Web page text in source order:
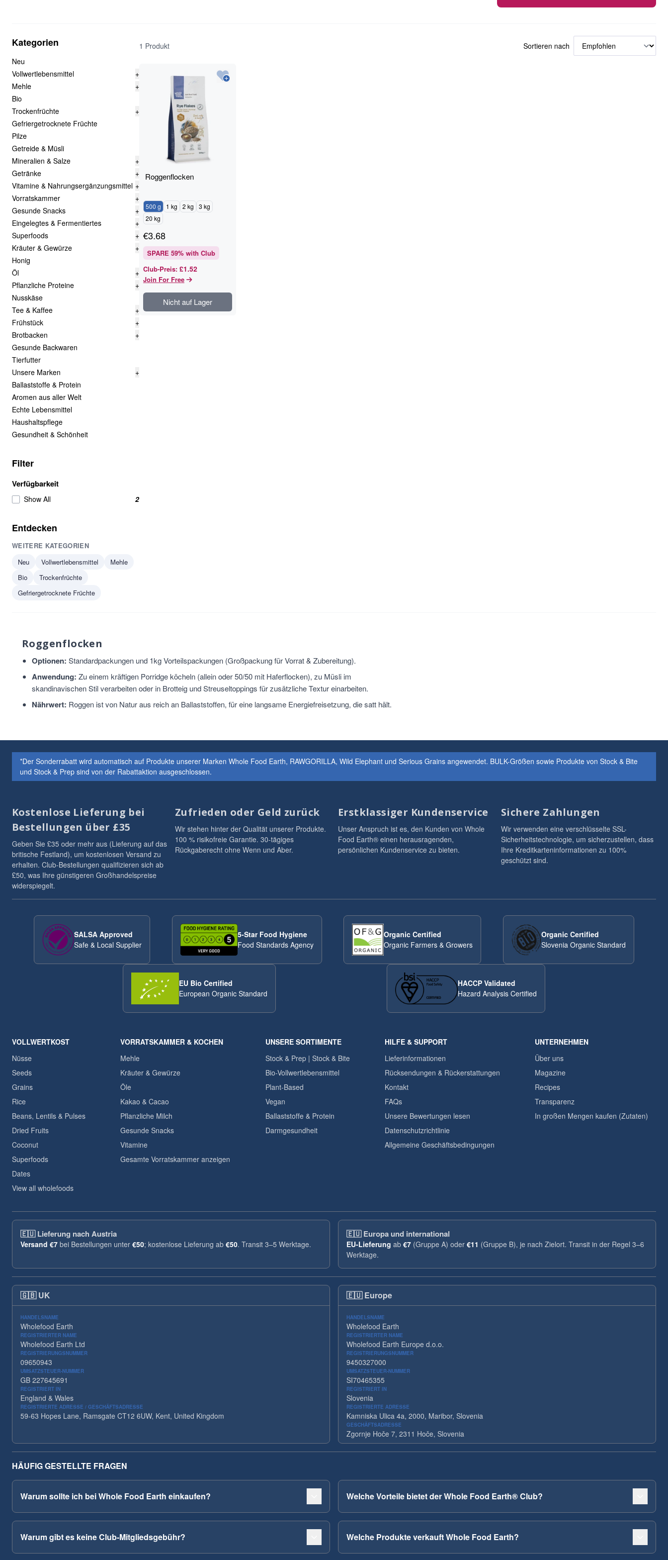
Kategorien
Neu
Vollwertlebensmittel
+
Mehle
+
Bio
Trockenfrüchte
+
Gefriergetrocknete Früchte
Pilze
Getreide & Müsli
Mineralien & Salze
+
Getränke
+
Vitamine & Nahrungsergänzungsmittel +
Vorratskammer
+
Gesunde Snacks
+
Eingelegtes & Fermentiertes
+
Superfoods
+
Kräuter & Gewürze
+
Honig
Öl
+
Pflanzliche Proteine
+
Nusskäse
Tee & Kaffee
+
Frühstück
+
Brotbacken
+
Gesunde Backwaren
Tierfutter
Unsere Marken
+
Ballaststoffe & Protein
Aromen aus aller Welt
Echte Lebensmittel
Haushaltspflege
Gesundheit & Schönheit
Filter
Verfügbarkeit
Show All 2
Entdecken
WEITERE KATEGORIEN
Neu
Vollwertlebensmittel
Mehle
Bio
Trockenfrüchte
Gefriergetrocknete Früchte
1 Produkt Sortieren nach
Roggenflocken
500 g 1 kg 2 kg
3 kg
20 kg
€3.68
SPARE 59% with Club
Club-Preis: £1.52
Join For Free
Nicht auf Lager
Roggenflocken
Optionen: Standardpackungen und 1kg Vorteilspackungen (Großpackung für Vorrat & Zubereitung).
Anwendung: Zu einem kräftigen Porridge köcheln (allein oder 50/50 mit Haferflocken), zu Müsli im
skandinavischen Stil verarbeiten oder in Brotteig und Streuseltoppings für zusätzliche Textur einarbeiten.
Nährwert: Roggen ist von Natur aus reich an Ballaststoffen, für eine langsame Energiefreisetzung, die satt hält.
*Der Sonderrabatt wird automatisch auf Produkte unserer Marken Whole Food Earth, RAWGORILLA, Wild Elephant und Serious Grains angewendet. BULK-Größen sowie Produkte von Stock & Bite
und Stock & Prep sind von der Rabattaktion ausgeschlossen.
Kostenlose Lieferung bei
Bestellungen über £35
Geben Sie £35 oder mehr aus (Lieferung auf das
britische Festland), um kostenlosen Versand zu
erhalten. Club-Bestellungen qualifizieren sich ab
£50, was Ihre günstigeren Großhandelspreise
widerspiegelt.
Zufrieden oder Geld zurück
Wir stehen hinter der Qualität unserer Produkte.
100 % risikofreie Garantie. 30-tägiges
Rückgaberecht ohne Wenn und Aber.
Erstklassiger Kundenservice
Unser Anspruch ist es, den Kunden von Whole
Food Earth® einen herausragenden,
persönlichen Kundenservice zu bieten.
Sichere Zahlungen
Wir verwenden eine verschlüsselte SSL-
Sicherheitstechnologie, um sicherzustellen, dass
Ihre Kreditkarteninformationen zu 100%
geschützt sind.
SALSA Approved
Safe & Local Supplier
5-Star Food Hygiene
Food Standards Agency
Organic Certified
Organic Farmers & Growers
Organic Certified
Slovenia Organic Standard
EU Bio Certified
European Organic Standard
HACCP Validated
Hazard Analysis Certified
VOLLWERTKOST
Nüsse
Seeds
Grains
Rice
Beans, Lentils & Pulses
Dried Fruits
Coconut
Superfoods
Dates
View all wholefoods
VORRATSKAMMER & KOCHEN
Mehle
Kräuter & Gewürze
Öle
Kakao & Cacao
Pflanzliche Milch
Gesunde Snacks
Vitamine
Gesamte Vorratskammer anzeigen
UNSERE SORTIMENTE
Stock & Prep | Stock & Bite
Bio-Vollwertlebensmittel
Plant-Based
Vegan
Ballaststoffe & Protein
Darmgesundheit
HILFE & SUPPORT
Lieferinformationen
Rücksendungen & Rückerstattungen
Kontakt
FAQs
Unsere Bewertungen lesen
Datenschutzrichtlinie
Allgemeine Geschäftsbedingungen
UNTERNEHMEN
Über uns
Magazine
Recipes
Transparenz
In großen Mengen kaufen (Zutaten)
🇪🇺Lieferung nach Austria
Versand €7 bei Bestellungen unter €50; kostenlose Lieferung ab €50. Transit 3–5 Werktage.
🇪🇺Europa und international
EU-Lieferung ab €7 (Gruppe A) oder €11 (Gruppe B), je nach Zielort. Transit in der Regel 3–6
Werktage.
🇬🇧 UK
HANDELSNAME
Wholefood Earth
REGISTRIERTER NAME
Wholefood Earth Ltd
REGISTRIERUNGSNUMMER
09650943
UMSATZSTEUER-NUMMER
GB 227645691
REGISTRIERT IN
England & Wales
REGISTRIERTE ADRESSE / GESCHÄFTSADRESSE
59-63 Hopes Lane, Ramsgate CT12 6UW, Kent, United Kingdom
🇪🇺 Europe
HANDELSNAME
Wholefood Earth
REGISTRIERTER NAME
Wholefood Earth Europe d.o.o.
REGISTRIERUNGSNUMMER
9450327000
UMSATZSTEUER-NUMMER
SI70465355
REGISTRIERT IN
Slovenia
REGISTRIERTE ADRESSE
Kamniska Ulica 4a, 2000, Maribor, Slovenia
GESCHÄFTSADRESSE
Zgornje Hoče 7, 2311 Hoče, Slovenia
HÄUFIG GESTELLTE FRAGEN
Warum sollte ich bei Whole Food Earth einkaufen? Welche Vorteile bietet der Whole Food Earth® Club?
Warum gibt es keine Club-Mitgliedsgebühr? Welche Produkte verkauft Whole Food Earth?